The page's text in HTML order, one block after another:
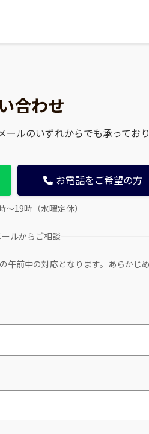
合わせ
ルのいずれからでも承っており
お電話をご希望の方
〜19時（水曜定休）
ルからご相談
前中の対応となります。あらかじ